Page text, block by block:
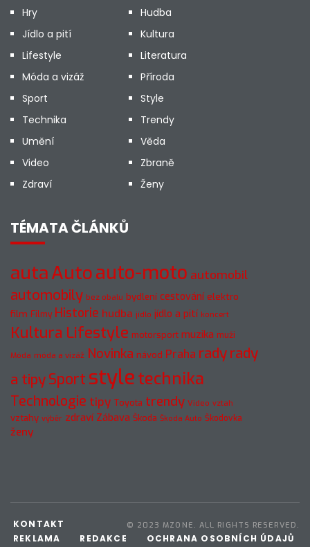
Hry
Hudba
Jídlo a pití
Kultura
Lifestyle
Literatura
Móda a vizáž
Příroda
Sport
Style
Technika
Trendy
Umění
Věda
Video
Zbraně
Zdraví
Ženy
TÉMATA ČLÁNKŮ
autaAutoauto-moto automobil
automobily bez obalu bydlení cestování elektro
film Filmy Historie hudba jídlo jídlo a pití koncert
Kultura Lifestyle motorsport muzika muži
Móda móda a vizáž Novinka návod Praha radyrady
a tipySport styletechnika
Technologie tipy Toyota trendy Video vztah
vztahy výběr zdraví Zábava Škoda Škoda Auto Škodovka
ženy
© 2023 MZONE. ALL RIGHTS RESERVED.
KONTAKT
REKLAMA
REDAKCE OCHRANA OSOBNÍCH ÚDAJŮ